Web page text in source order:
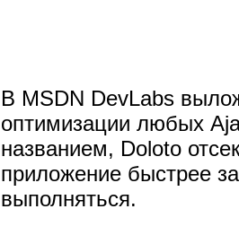
В MSDN DevLabs
оптимизации любых
названием, Doloto
приложение быстрее
выполняться.